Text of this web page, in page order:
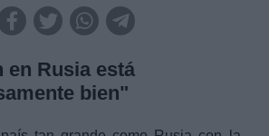
en Rusia está
bien"